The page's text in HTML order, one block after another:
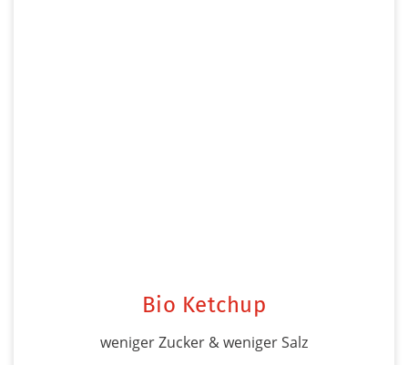
Bio Ketchup
weniger Zucker & weniger Salz